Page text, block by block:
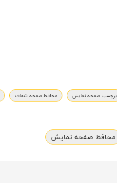
برچسب صفحه نمایش محافظ صفحه شفاف
محافظ صفحه نمایش